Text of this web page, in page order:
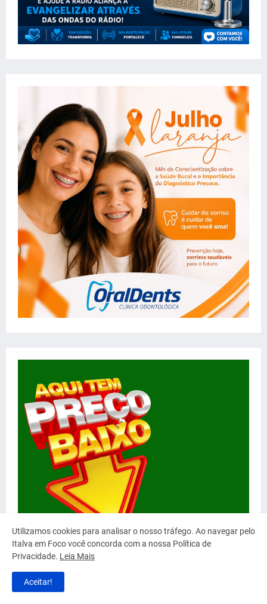
Utilizamos cookies para analisar o nosso tráfego. Ao navegar pelo
Italva em Foco você concorda com a nossa Política de
Privacidade. Leia Mais
Aceitar!